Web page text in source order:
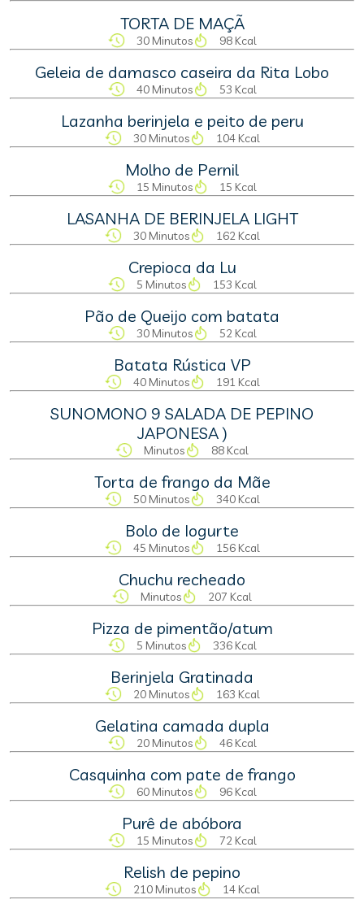
TORTA DE MAÇÃ
30 Minutos 98 Kcal
Geleia de damasco caseira da Rita Lobo
40 Minutos 53 Kcal
Lazanha berinjela e peito de peru
30 Minutos 104 Kcal
Molho de Pernil
15 Minutos 15 Kcal
LASANHA DE BERINJELA LIGHT
30 Minutos 162 Kcal
Crepioca da Lu
5 Minutos 153 Kcal
Pão de Queijo com batata
30 Minutos 52 Kcal
Batata Rústica VP
40 Minutos 191 Kcal
SUNOMONO 9 SALADA DE PEPINO
JAPONESA )
Minutos 88 Kcal
Torta de frango da Mãe
50 Minutos 340 Kcal
Bolo de Iogurte
45 Minutos 156 Kcal
Chuchu recheado
Minutos 207 Kcal
Pizza de pimentão/atum
5 Minutos 336 Kcal
Berinjela Gratinada
20 Minutos 163 Kcal
Gelatina camada dupla
20 Minutos 46 Kcal
Casquinha com pate de frango
60 Minutos 96 Kcal
Purê de abóbora
15 Minutos 72 Kcal
Relish de pepino
210 Minutos 14 Kcal